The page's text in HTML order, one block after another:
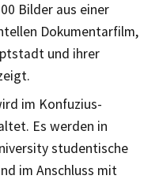
Bilder aus einer
Dokumentarfilm,
und ihrer
im Konfuzius-
Es werden in
studentische
im Anschluss mit